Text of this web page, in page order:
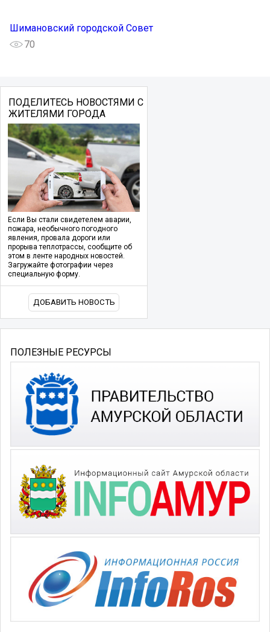
Шимановский городской Совет
70
ПОДЕЛИТЕСЬ НОВОСТЯМИ С
ЖИТЕЛЯМИ ГОРОДА
Если Вы стали свидетелем аварии,
пожара, необычного погодного
явления, провала дороги или
прорыва теплотрассы, сообщите об
этом в ленте народных новостей.
Загружайте фотографии через
специальную форму.
ДОБАВИТЬ НОВОСТЬ
ПОЛЕЗНЫЕ РЕСУРСЫ